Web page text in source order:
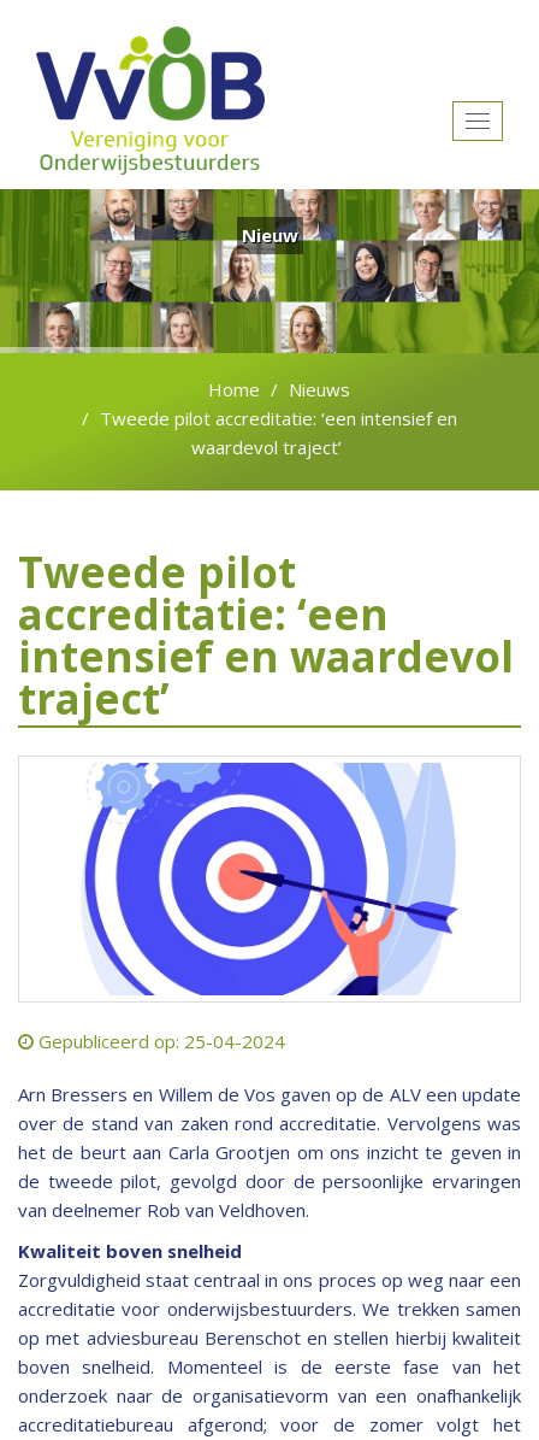
Toggle
Nieuw
Home
Nieuws
Tweede pilot accreditatie: ‘een intensief en
waardevol traject’
Tweede pilot
accreditatie: ‘een
intensief en waardevol
traject’
Gepubliceerd op: 25-04-2024
Arn Bressers en Willem de Vos gaven op de ALV een update
over de stand van zaken rond accreditatie. Vervolgens was
het de beurt aan Carla Grootjen om ons inzicht te geven in
de tweede pilot, gevolgd door de persoonlijke ervaringen
van deelnemer Rob van Veldhoven.
Kwaliteit boven snelheid
Zorgvuldigheid staat centraal in ons proces op weg naar een
accreditatie voor onderwijsbestuurders. We trekken samen
op met adviesbureau Berenschot en stellen hierbij kwaliteit
boven snelheid. Momenteel is de eerste fase van het
onderzoek naar de organisatievorm van een onafhankelijk
accreditatiebureau afgerond; voor de zomer volgt het